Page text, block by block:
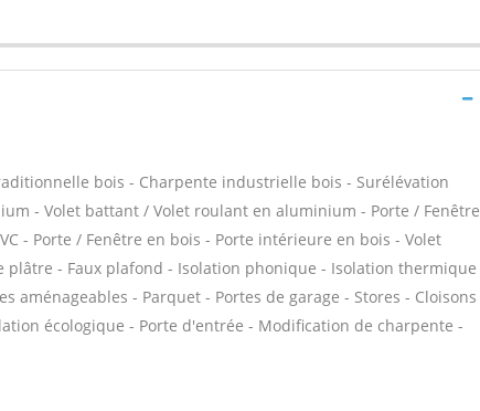
bois - Charpente industrielle bois - Surélévation
- Volet battant / Volet roulant en aluminium - Porte / Fenêtre
- Porte / Fenêtre en bois - Porte intérieure en bois - Volet
- Faux plafond - Isolation phonique - Isolation thermique
aménageables - Parquet - Portes de garage - Stores - Cloisons
écologique - Porte d'entrée - Modification de charpente -